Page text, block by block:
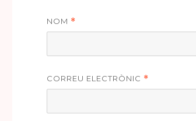
NOM *
CORREU ELECTRÒNIC *